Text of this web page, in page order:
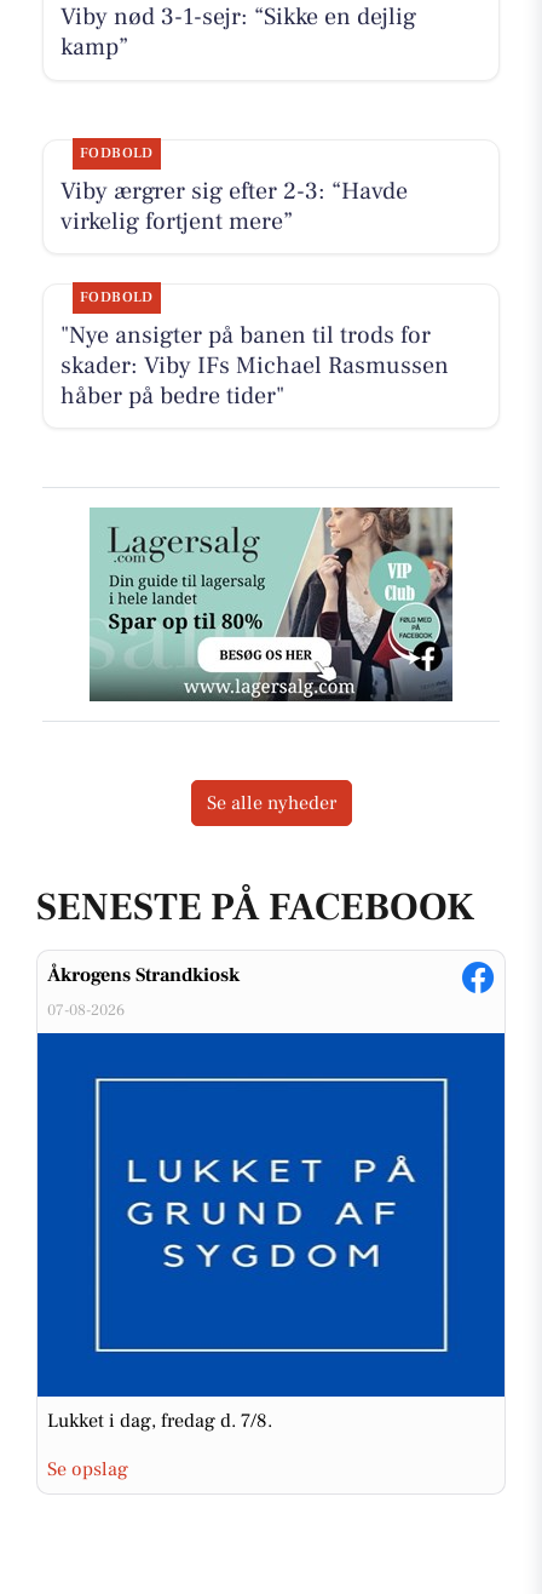
SENESTE PÅ FACEBOOK
Åkrogens Strandkiosk
07-08-2026
Lukket i dag, fredag d. 7/8.
Se opslag
Viby nød 3-1-sejr: “Sikke en dejlig
kamp”
FODBOLD
Viby ærgrer sig efter 2-3: “Havde
virkelig fortjent mere”
FODBOLD
"Nye ansigter på banen til trods for
skader: Viby IFs Michael Rasmussen
håber på bedre tider"
Se alle nyheder